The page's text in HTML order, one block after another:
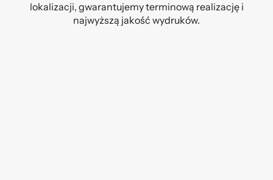
lokalizacji, gwarantujemy terminową realizację i
najwyższą jakość wydruków.